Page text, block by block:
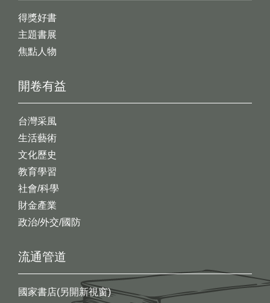
開卷有益
台灣采風
生活藝術
文化歷史
教育學習
社會/科學
財金產業
政治/外交/國防
得獎好書
主題書展
焦點人物
流通管道
國家書店(另開新視窗)